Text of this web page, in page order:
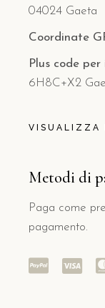
04024 Gaeta
Coordinate
Plus code
6H8C+X2
VISUALIZZA
Metodi di
Paga come
pagamento.